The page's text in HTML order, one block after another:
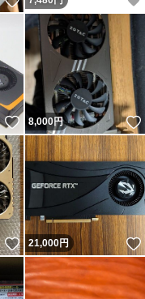
いいね！
8,000円
いいね！
21,000円